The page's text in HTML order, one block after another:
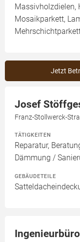
Massivholzdielen,
Mosaikparkett,
Jetzt
Josef
Franz-Stollwerck-
TÄTIGKEITEN
Reparatur,
Dämmung /
GEBÄUDETEILE